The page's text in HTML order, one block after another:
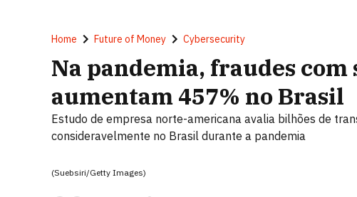
Home Future of Money Cybersecurity
Na pandemia, fraudes
aumentam 457% no Brasil
Estudo de empresa norte-americana avalia bilhões de
consideravelmente no Brasil durante a pandemia
(Suebsiri/Getty Images)